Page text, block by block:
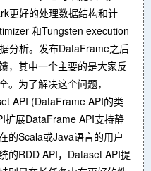
更好的处理数据结构和计
和Tungsten execution
分析。发布DataFrame之后
，其中一个主要的是大家反
。为了解决这个问题，
API (DataFrame API的类
扩展DataFrame API支持静
的Scala或Java语言的用户
的RDD API，Dataset API提